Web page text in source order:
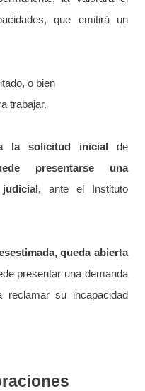
que emitirá un
o bien
trabajar.
la solicitud inicial
de
presentarse una
ante el Instituto
queda abierta
presentar una demanda
su incapacidad